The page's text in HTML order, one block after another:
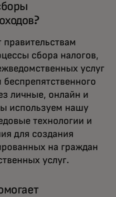
сбора налогов,
услуг
беспрепятственного
личные, онлайн и
используем нашу
технологии и
для создания
на граждан
услуг.